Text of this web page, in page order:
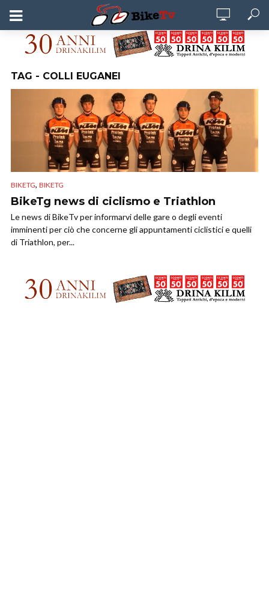
TAG - COLLI EUGANEI
BIKETG, BIKETG
BikeTg news di ciclismo e Triathlon
Le news di BikeTv per informarvi delle gare o degli eventi
imminenti per ciò che concerne gli appuntamenti ciclistici e quelli
di Triathlon, per...